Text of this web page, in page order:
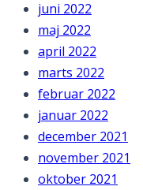
juni 2022
maj 2022
april 2022
marts 2022
februar 2022
januar 2022
december 2021
november 2021
oktober 2021